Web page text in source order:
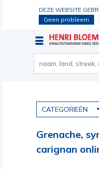
DEZE WEBSITE
Geen probleem
CATEGORIEËN
Grenache,
carignan